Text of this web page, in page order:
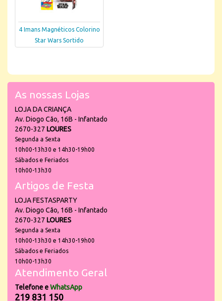
4 Imans Magnéticos Colorino
Star Wars Sortido
As nossas Lojas
LOJA DA CRIANÇA
Av. Diogo Cão, 16B - Infantado
2670-327 LOURES
Segunda a Sexta
10h00-13h30 e 14h30-19h00
Sábados e Feriados
10h00-13h30
Artigos de Festa
LOJA FESTASPARTY
Av. Diogo Cão, 16B - Infantado
2670-327 LOURES
Segunda a Sexta
10h00-13h30 e 14h30-19h00
Sábados e Feriados
10h00-13h30
Atendimento Geral
Telefone eWhatsApp
219 831 150